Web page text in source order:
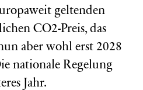
geltenden
CO2-Preis, das
aber wohl erst 2028
nationale Regelung
Jahr.